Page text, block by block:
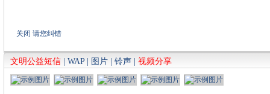
关闭 请您纠错
文明公益短信 WAP| 图片 铃声 视频分享